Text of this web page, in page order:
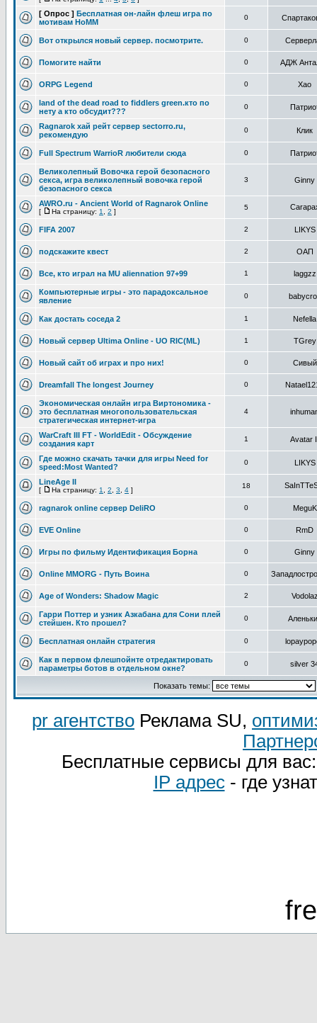
[ Опрос ] Бесплатная он-лайн флеш игра по
мотивам HoMM
0
Вот открылся новый сервер. посмотрите. 0
Помогите найти 0 АДЖ
ORPG Legend 0 Хао
land of the dead road to fiddlers green.кто по
нету а кто обсудит???
0
Ragnarok хай рейт сервер sectorro.ru,
рекомендую
0 Клик
Full Spectrum WarrioR любители сюда 0
Великолепный Вовочка герой безопасного
секса, игра великолепный вовочка герой
безопасного секса
3 Ginny
AWRO.ru - Ancient World of Ragnarok Online
[ На страницу: 1 2 ]
5
FIFA 2007 2 LIKYS
подскажите квест 2 ОАП
Все, кто играл на MU aliеnnation 97+99 1 laggzz
Компьютерные игры - это парадоксальное
явление
0
Как достать соседа 2 1 Nefella
Новый сервер Ultima Online - UO RIC(ML) 1 TGrey
Новый сайт об играх и про них! 0 Сивый
Dreamfall The longest Journey 0
Экономическая онлайн игра Виртономика -
это бесплатная многопользовательская
стратегическая интернет-игра
4
WarCraft III FT - WorldEdit - Oбсуждение
создания карт
1 Avatar
Где можно скачать тачки для игры Need for
speed:Most Wanted?
0 LIKYS
LineAge II
[ На страницу: 1 2 3 4 ]
18
ragnarok online сервер DeliRO 0 MeguK
EVE Online 0 RmD
Игры по фильму Идентификация Борна 0 Ginny
Online MMORG - Путь Воина 0
Age of Wonders: Shadow Magic 2
Гарри Поттер и узник Азкабана для Сони плей
стейшен. Кто прошел?
0
Бесплатная онлайн стратегия 0
Как в первом флешпойнте отредактировать
параметры ботов в отдельном окне?
0 silver
Показать темы:
pr агентство Реклама SU,
Бесплатные сервисы для
IP адрес- где